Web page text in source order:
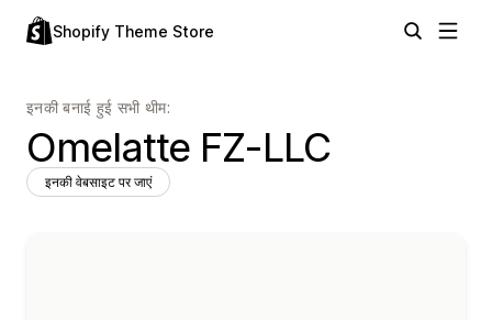
Shopify Theme Store
इनकी बनाई हुई सभी थीम:
Omelatte FZ-LLC
इनकी वेबसाइट पर जाएं